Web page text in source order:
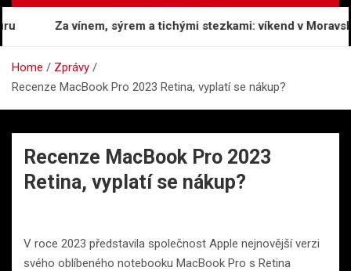
Za vínem, sýrem a tichými stezkami: víkend v
Home
Zprávy
Recenze MacBook Pro 2023 Retina, vyplatí se nákup?
Recenze MacBook Pro 2023
Retina, vyplatí se nákup?
V roce 2023 představila společnost Apple nejnovější verzi
svého oblíbeného notebooku MacBook Pro s Retina